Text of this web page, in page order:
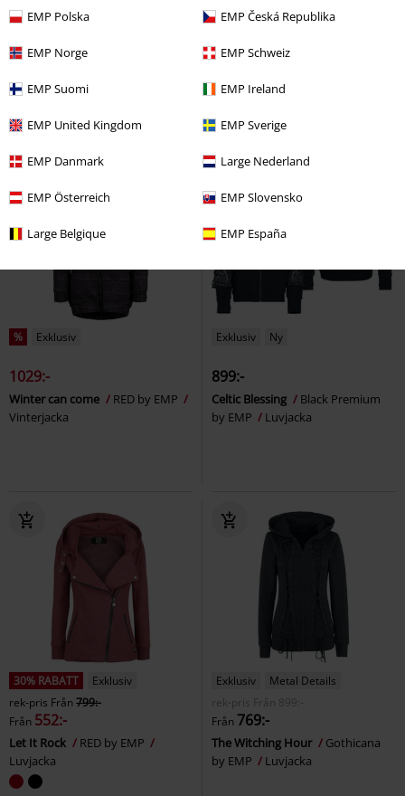
EMP Polska EMP Česká Republika
EMP Norge EMP Schweiz
EMP Suomi EMP Ireland
EMP United Kingdom EMP Sverige
EMP Danmark Large Nederland
EMP Österreich EMP Slovensko
Large Belgique EMP España
Lost Souls
Rock Rebel by EMP
Floating in the Darkness
jumper
% Exklusiv
1029:-
Winter can come
RED by EMP
Vinterjacka
Exklusiv Ny
899:-
Celtic Blessing
Black Premium
by EMP
Luvjacka
30% RABATT
Exklusiv
rek-pris Från799:-
Från 552:-
Let It Rock
RED by EMP
Luvjacka
Exklusiv
Metal Details
rek-pris
Från 899:-
Från 769:-
The Witching Hour
Gothicana
by EMP
Luvjacka